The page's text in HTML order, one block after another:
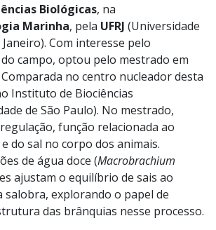
Biológicas, na
Marinha, pela UFRJ (Universidade
Com interesse pelo
campo, optou pelo mestrado em
no centro nucleador desta
Instituto de Biociências
de São Paulo). No mestrado,
função relacionada ao
do sal no corpo dos animais.
de água doce (Macrobrachium
ajustam o equilíbrio de sais ao
salobra, explorando o papel de
das brânquias nesse processo.